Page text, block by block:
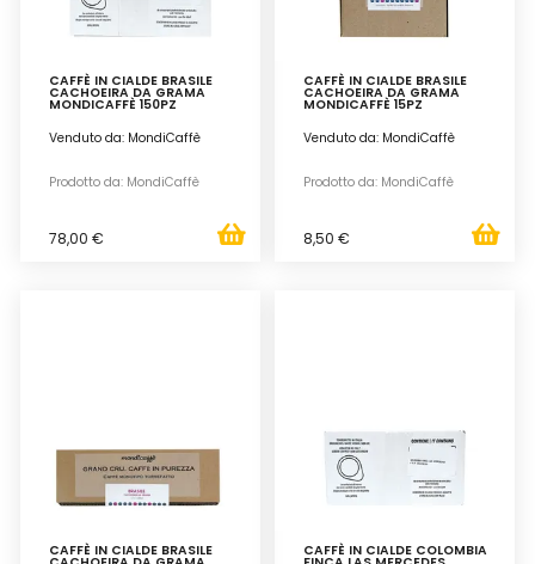
CAFFÈ IN CIALDE BRASILE
CACHOEIRA DA GRAMA
MONDICAFFÈ 150PZ
Venduto da: MondiCaffè
Prodotto da: MondiCaffè
78,00 €
CAFFÈ IN CIALDE BRASILE
CACHOEIRA DA GRAMA
MONDICAFFÈ 15PZ
Venduto da: MondiCaffè
Prodotto da: MondiCaffè
8,50 €
CAFFÈ IN CIALDE BRASILE CAFFÈ IN CIALDE COLOMBIA